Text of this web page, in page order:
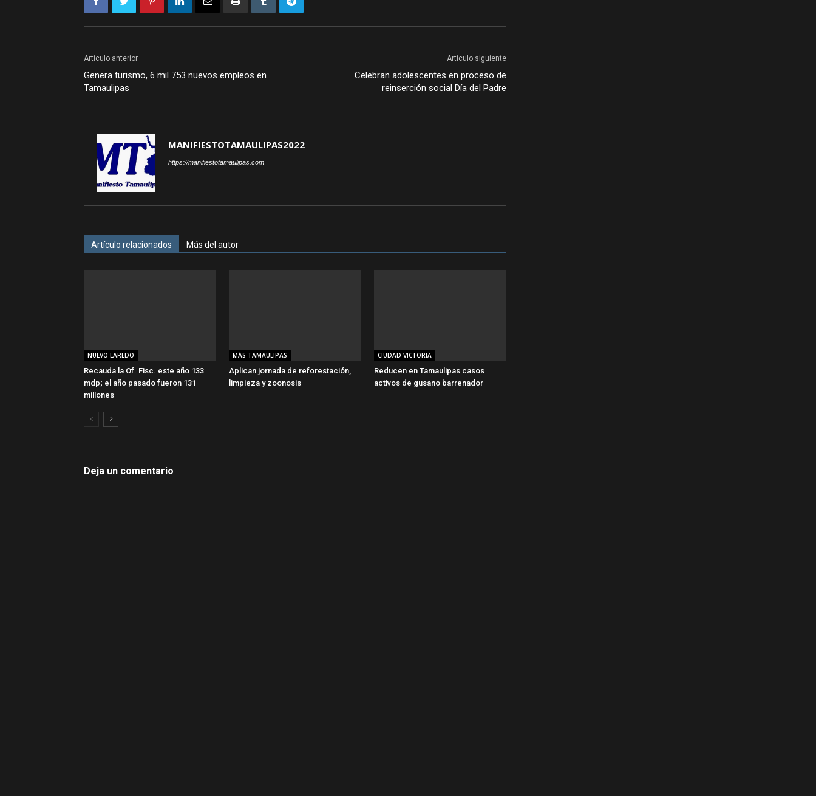
Artículo anterior
Genera turismo, 6 mil 753 nuevos empleos en
Tamaulipas
Artículo siguiente
Celebran adolescentes en proceso de
reinserción social Día del Padre
MANIFIESTOTAMAULIPAS2022
https://manifiestotamaulipas.com
Artículo relacionados Más del autor
NUEVO LAREDO
Recauda la Of. Fisc. este año 133
mdp; el año pasado fueron 131
millones
MÁS TAMAULIPAS
Aplican jornada de reforestación,
limpieza y zoonosis
CIUDAD VICTORIA
Reducen en Tamaulipas casos
activos de gusano barrenador
Deja un comentario